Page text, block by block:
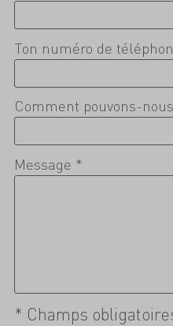
Ton numéro de
Comment pouvons-
Message *
* Champs